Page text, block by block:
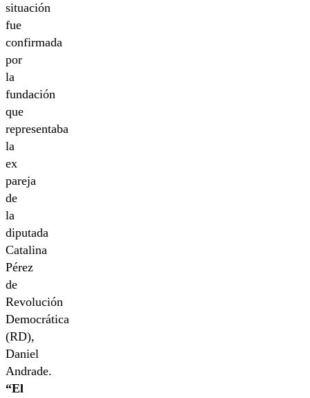
situación
fue
confirmada
por
la
fundación
que
representaba
la
ex
pareja
de
la
diputada
Catalina
Pérez
de
Revolución
Democrática
(RD),
Daniel
Andrade.
“El